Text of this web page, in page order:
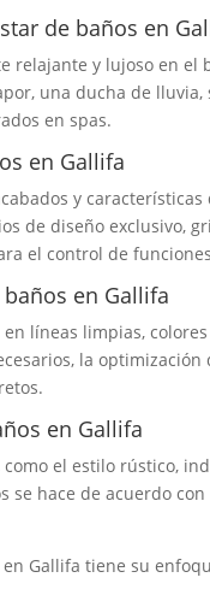
de baños en
relajante y lujoso en
una ducha de
en spas.
en Gallifa
y
de diseño exclusivo,
el control de
en Gallifa
líneas limpias,
la
en Gallifa
el estilo rústico,
se hace de acuerdo
Gallifa tiene su